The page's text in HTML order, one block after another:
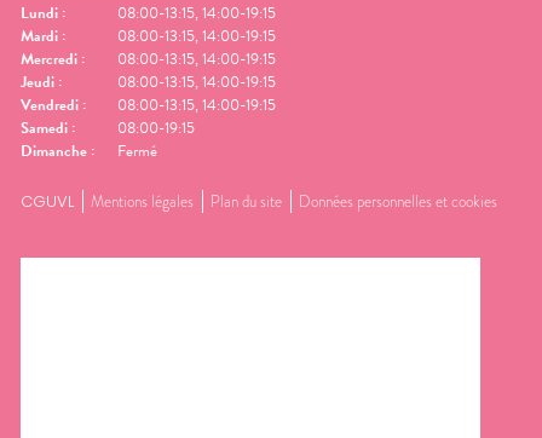
Lundi :
08:00-13:15, 14:00-19:15
Mardi :
08:00-13:15, 14:00-19:15
Mercredi :
08:00-13:15, 14:00-19:15
Jeudi :
08:00-13:15, 14:00-19:15
Vendredi :
08:00-13:15, 14:00-19:15
Samedi :
08:00-19:15
Dimanche : Fermé
CGUVL Mentions légales Plan du site Données personnelles et cookies